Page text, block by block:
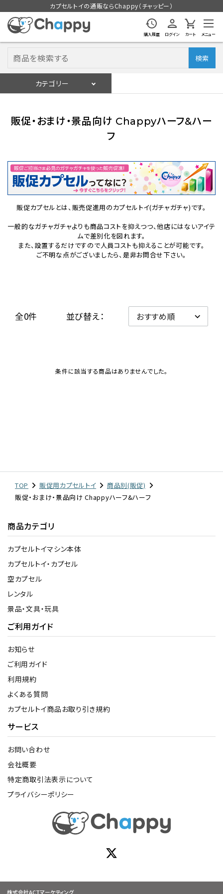
カプセルトイの通販ならChappy（チャッピー）
購入履歴 ログイン カート メニュー
検索
カテゴリー
入荷スケジュールをチェック
カプセルトイマシン本体
カプセルトイ
レンタル
ご利用ガイド
販促・おまけ・景品向け Chappyハーフ&ハー
フ
販促カプセルとは、販売促進用のカプセルトイ(ガチャガチャ)です。
一般的なガチャガチャよりも商品コストを抑えつつ、他店にはないアイテ
ムで差別化を図れます。
また、設置するだけですので人員コストも抑えることが可能です。
ご不明な点がございましたら、是非お問合せ下さい。
全0件 並び替え：
条件に該当する商品はありませんでした。
TOP 販促用カプセルトイ
商品別(販促)
販促・おまけ・景品向け Chappyハーフ&ハーフ
商品カテゴリ
カプセルトイマシン本体
カプセルトイ・カプセル
空カプセル
レンタル
景品・文具・玩具
ご利用ガイド
お知らせ
ご利用ガイド
利用規約
よくある質問
カプセルトイ商品お取り引き規約
サービス
お問い合わせ
会社概要
特定商取引法表示について
プライバシーポリシー
株式会社ACTマーケティング